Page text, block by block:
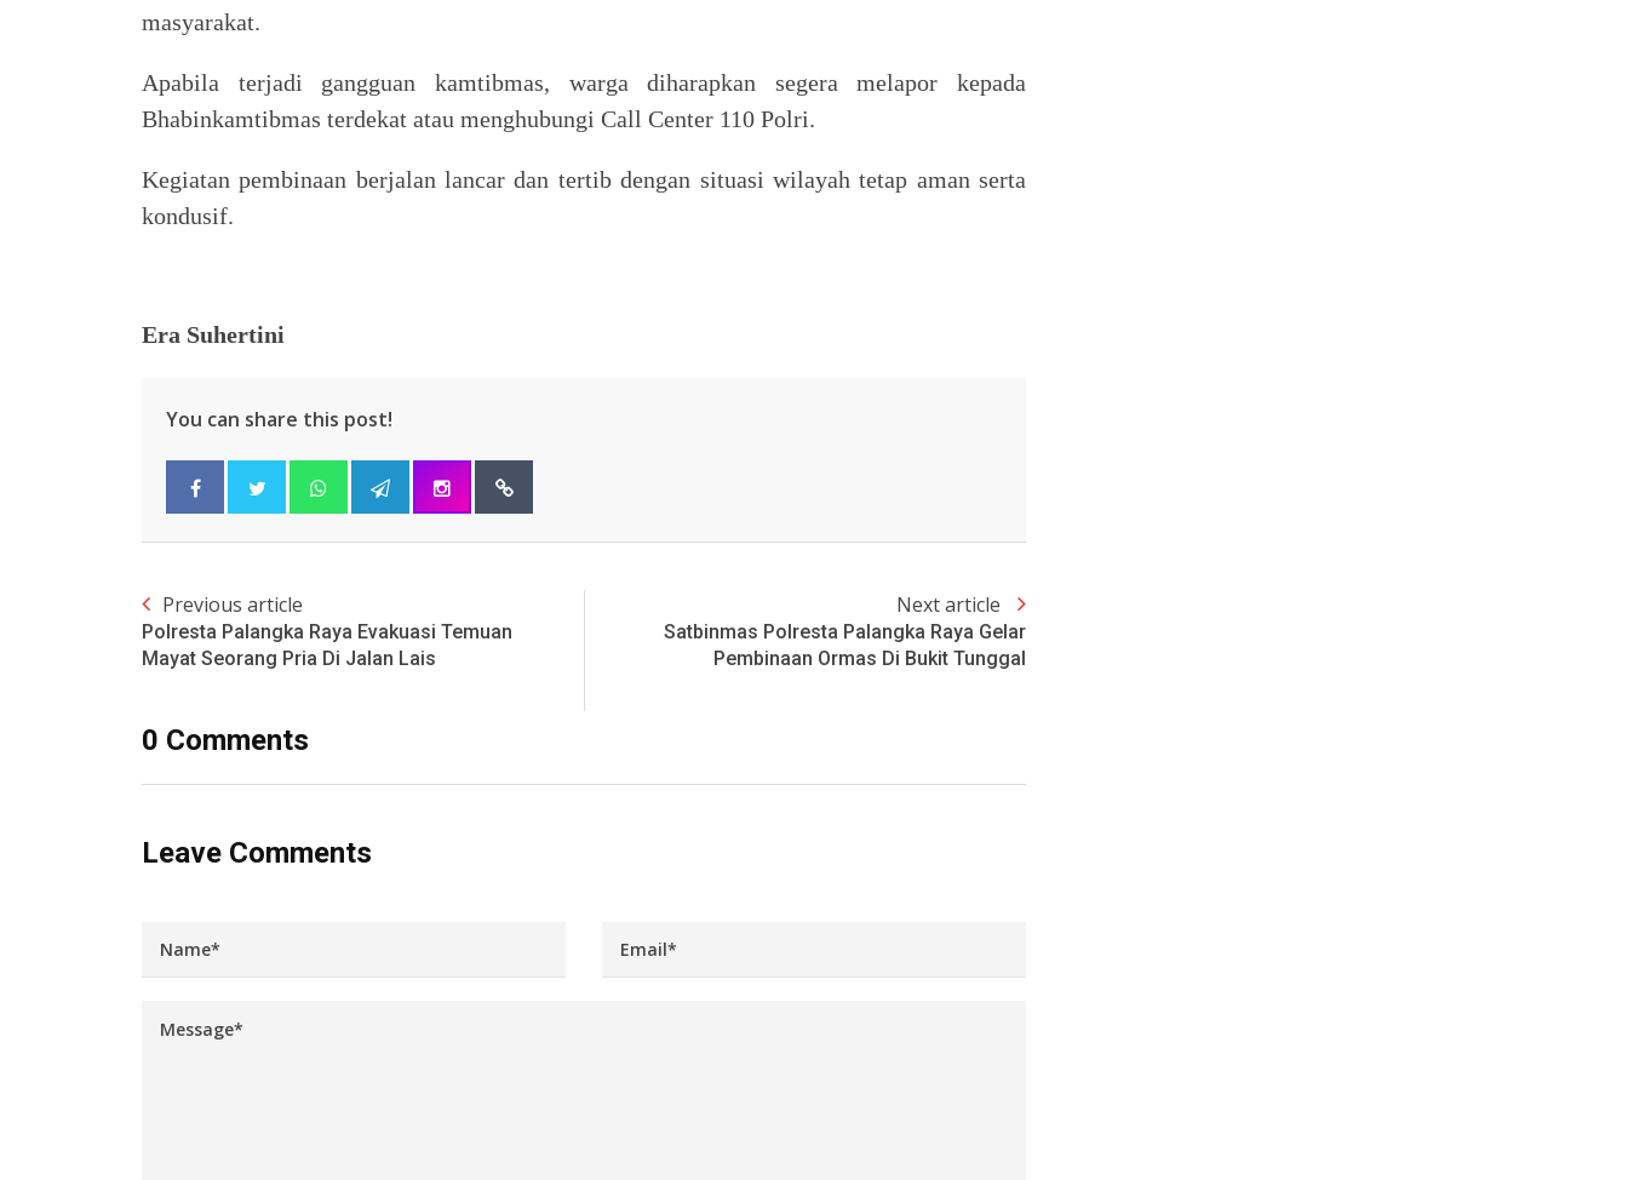
masyarakat.
Apabila terjadi gangguan kamtibmas, warga diharapkan segera melapor kepada
Bhabinkamtibmas terdekat atau menghubungi Call Center 110 Polri.
Kegiatan pembinaan berjalan lancar dan tertib dengan situasi wilayah tetap aman serta
kondusif.
Era Suhertini
You can share this post!
Previous article
Polresta Palangka Raya Evakuasi Temuan
Mayat Seorang Pria Di Jalan Lais
Next article
Satbinmas Polresta Palangka Raya Gelar
Pembinaan Ormas Di Bukit Tunggal
0 Comments
Leave Comments